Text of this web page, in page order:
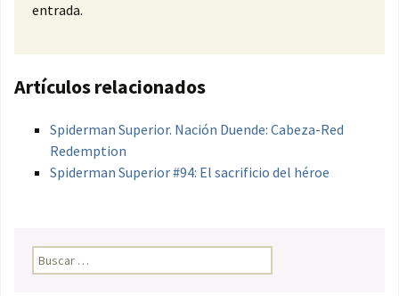
entrada.
Artículos relacionados
Spiderman Superior. Nación Duende: Cabeza-Red
Redemption
Spiderman Superior #94: El sacrificio del héroe
Buscar: